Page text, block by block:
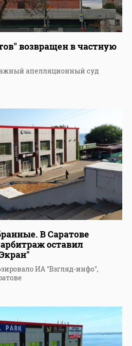
возвращен в частную
апелляционный суд
В Саратове
оставил
ИА "Взгляд-инфо",